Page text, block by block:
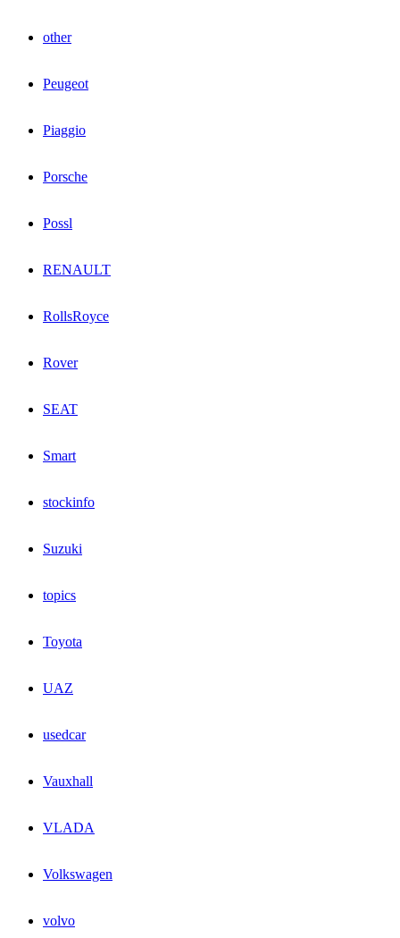
other
Peugeot
Piaggio
Porsche
Possl
RENAULT
RollsRoyce
Rover
SEAT
Smart
stockinfo
Suzuki
topics
Toyota
UAZ
usedcar
Vauxhall
VLADA
Volkswagen
volvo